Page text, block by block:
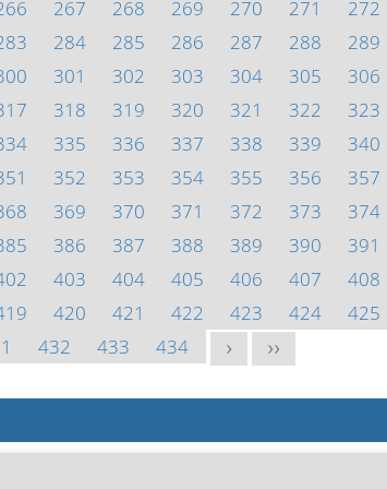
267 268 269 270 271 272
284 285 286 287 288 289
301 302 303 304 305 306
318 319 320 321 322 323
335 336 337 338 339 340
352 353 354 355 356 357
369 370 371 372 373 374
386 387 388 389 390 391
403 404 405 406 407 408
420 421 422 423 424 425
432 433 434 > >>